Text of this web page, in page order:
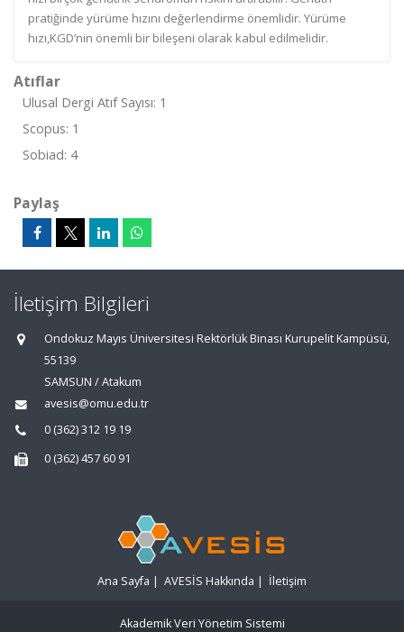
pratiğinde yürüme hızını değerlendirme önemlidir. Yürüme
hızı,KGD’nin önemli bir bileşeni olarak kabul edilmelidir.
Atıflar
Ulusal Dergi Atıf Sayısı: 1
Scopus: 1
Sobiad: 4
Paylaş
İletişim Bilgileri
Ondokuz Mayıs Üniversitesi Rektörlük Binası Kurupelit Kampüsü,
55139
SAMSUN / Atakum
avesis@omu.edu.tr
0 (362) 312 19 19
0 (362) 457 60 91
Ana Sayfa | AVESİS Hakkında | İletişim
Akademik Veri Yönetim Sistemi